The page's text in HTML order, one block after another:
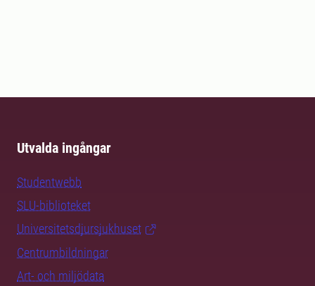
Utvalda ingångar
Studentwebb
SLU-biblioteket
Universitetsdjursjukhuset
Centrumbildningar
Art- och miljödata